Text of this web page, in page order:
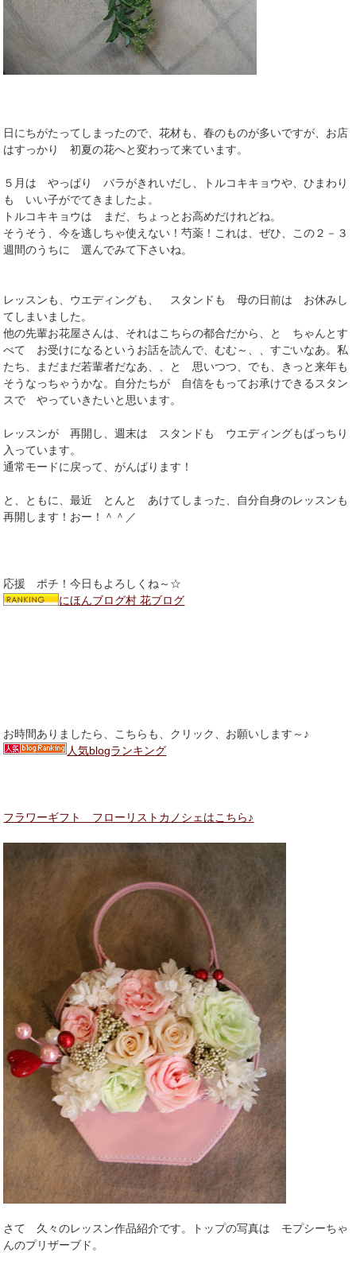
日にちがたってしまったので、花材も、春のものが多いですが、お店
はすっかり 初夏の花へと変わって来ています。
５月は やっぱり バラがきれいだし、トルコキキョウや、ひまわり
も いい子がでてきましたよ。
トルコキキョウは まだ、ちょっとお高めだけれどね。
そうそう、今を逃しちゃ使えない！芍薬！これは、ぜひ、この２－３
週間のうちに 選んでみて下さいね。
レッスンも、ウエディングも、 スタンドも 母の日前は お休みし
てしまいました。
他の先輩お花屋さんは、それはこちらの都合だから、と ちゃんとす
べて お受けになるというお話を読んで、むむ～、、すごいなあ。私
たち、まだまだ若輩者だなあ、、と 思いつつ、でも、きっと来年も
そうなっちゃうかな。自分たちが 自信をもってお承けできるスタン
スで やっていきたいと思います。
レッスンが 再開し、週末は スタンドも ウエディングもばっちり
入っています。
通常モードに戻って、がんばります！
と、ともに、最近 とんと あけてしまった、自分自身のレッスンも
再開します！おー！＾＾／
応援 ポチ！今日もよろしくね～☆
にほんブログ村 花ブログ
お時間ありましたら、こちらも、クリック、お願いします～♪
人気blogランキング
フラワーギフト フローリストカノシェはこちら♪
さて 久々のレッスン作品紹介です。トップの写真は モプシーちゃ
んのプリザーブド。